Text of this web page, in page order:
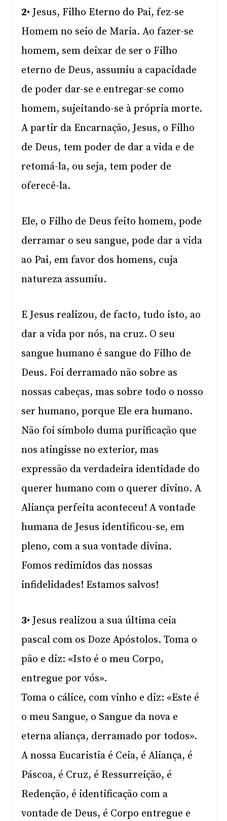
2• Jesus, Filho Eterno do Pai, fez-se
Homem no seio de Maria. Ao fazer-se
homem, sem deixar de ser o Filho
eterno de Deus, assumiu a capacidade
de poder dar-se e entregar-se como
homem, sujeitando-se à própria morte.
A partir da Encarnação, Jesus, o Filho
de Deus, tem poder de dar a vida e de
retomá-la, ou seja, tem poder de
oferecê-la.
Ele, o Filho de Deus feito homem, pode
derramar o seu sangue, pode dar a vida
ao Pai, em favor dos homens, cuja
natureza assumiu.
E Jesus realizou, de facto, tudo isto, ao
dar a vida por nós, na cruz. O seu
sangue humano é sangue do Filho de
Deus. Foi derramado não sobre as
nossas cabeças, mas sobre todo o nosso
ser humano, porque Ele era humano.
Não foi símbolo duma purificação que
nos atingisse no exterior, mas
expressão da verdadeira identidade do
querer humano com o querer divino. A
Aliança perfeita aconteceu! A vontade
humana de Jesus identificou-se, em
pleno, com a sua vontade divina.
Fomos redimidos das nossas
infidelidades! Estamos salvos!
3• Jesus realizou a sua última ceia
pascal com os Doze Apóstolos. Toma o
pão e diz: «Isto é o meu Corpo,
entregue por vós».
Toma o cálice, com vinho e diz: «Este é
o meu Sangue, o Sangue da nova e
eterna aliança, derramado por todos».
A nossa Eucaristia é Ceia, é Aliança, é
Páscoa, é Cruz, é Ressurreição, é
Redenção, é identificação com a
vontade de Deus, é Corpo entregue e